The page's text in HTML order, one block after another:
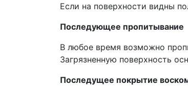
Если на поверхности видны
Последующее пропитывание
В любое время возможно
Загрязненную поверхность
Последущее покрытие